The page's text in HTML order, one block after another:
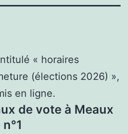
« horaires
(élections 2026) »,
en ligne.
de vote à Meaux